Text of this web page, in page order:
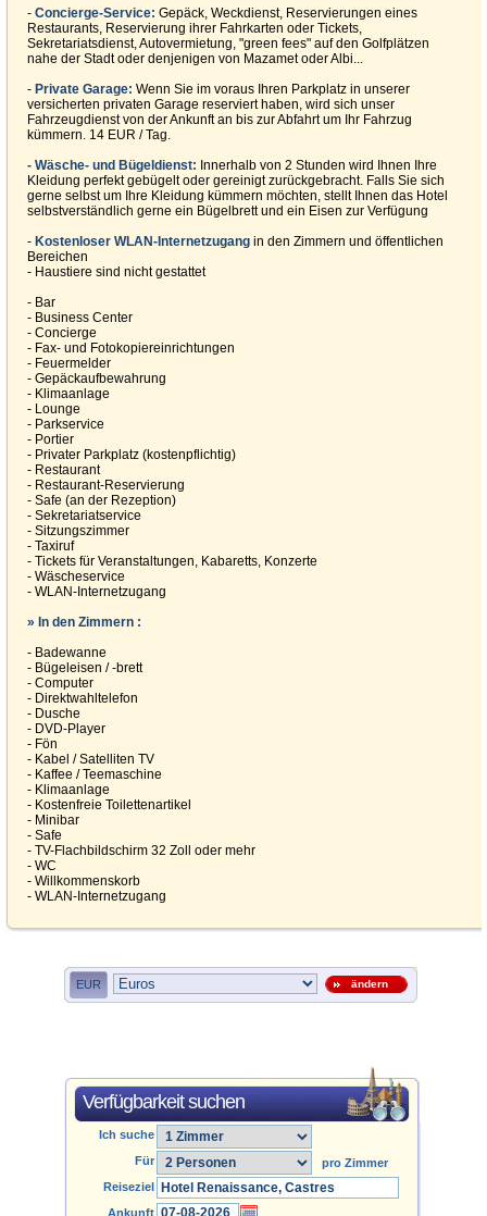
- Concierge-Service: Gepäck, Weckdienst, Reservierungen eines
Restaurants, Reservierung ihrer Fahrkarten oder Tickets,
Sekretariatsdienst, Autovermietung, "green fees" auf den Golfplätzen
nahe der Stadt oder denjenigen von Mazamet oder Albi...
- Private Garage: Wenn Sie im voraus Ihren Parkplatz in unserer
versicherten privaten Garage reserviert haben, wird sich unser
Fahrzeugdienst von der Ankunft an bis zur Abfahrt um Ihr Fahrzug
kümmern. 14 EUR / Tag.
- Wäsche- und Bügeldienst: Innerhalb von 2 Stunden wird Ihnen Ihre
Kleidung perfekt gebügelt oder gereinigt zurückgebracht. Falls Sie sich
gerne selbst um Ihre Kleidung kümmern möchten, stellt Ihnen das Hotel
selbstverständlich gerne ein Bügelbrett und ein Eisen zur Verfügung
- Kostenloser WLAN-Internetzugang in den Zimmern und öffentlichen
Bereichen
- Haustiere sind nicht gestattet
- Bar
- Business Center
- Concierge
- Fax- und Fotokopiereinrichtungen
- Feuermelder
- Gepäckaufbewahrung
- Klimaanlage
- Lounge
- Parkservice
- Portier
- Privater Parkplatz (kostenpflichtig)
- Restaurant
- Restaurant-Reservierung
- Safe (an der Rezeption)
- Sekretariatservice
- Sitzungszimmer
- Taxiruf
- Tickets für Veranstaltungen, Kabaretts, Konzerte
- Wäscheservice
- WLAN-Internetzugang
» In den Zimmern :
- Badewanne
- Bügeleisen / -brett
- Computer
- Direktwahltelefon
- Dusche
- DVD-Player
- Fön
- Kabel / Satelliten TV
- Kaffee / Teemaschine
- Klimaanlage
- Kostenfreie Toilettenartikel
- Minibar
- Safe
- TV-Flachbildschirm 32 Zoll oder mehr
- WC
- Willkommenskorb
- WLAN-Internetzugang
EUR ändern
Verfügbarkeit suchen
Ich suche
Für
pro Zimmer
Reiseziel
Ankunft